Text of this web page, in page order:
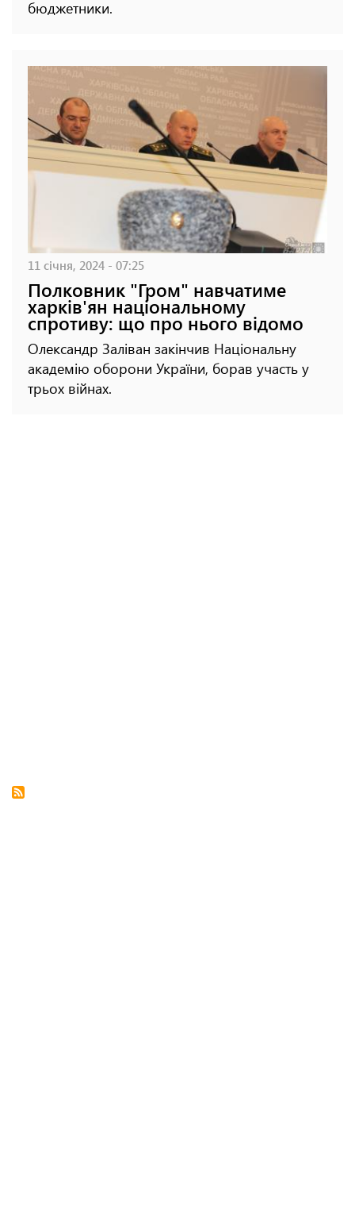
бюджетники.
11 січня, 2024 - 07:25
Полковник "Гром" навчатиме
харків'ян національному
спротиву: що про нього відомо
Олександр Заліван закінчив Національну
академію оборони України, борав участь у
трьох війнах.